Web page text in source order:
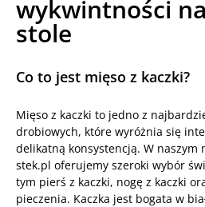
wykwintności
stole
Co to jest mięso z kaczki?
Mięso z kaczki to jedno z
drobiowych, które wyróżnia się
delikatną konsystencją. W naszym
stek.pl oferujemy szeroki wybór
tym pierś z kaczki, nogę z kaczki
pieczenia. Kaczka jest bogata w